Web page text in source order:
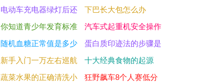
电动车充电器绿灯后还
下巴长大包怎么办
你知道青少年发育标准
汽车式起重机安全操作
随机血糖正常值是多少
蛋白质印迹法的步骤是
新手入门一万左右巡航
十大经典食物的起源
蔬菜水果的正确清洗小
狂野飙车8个人赛低分